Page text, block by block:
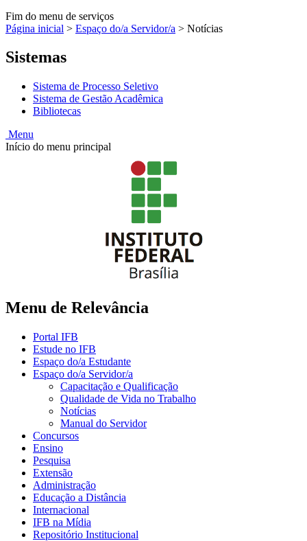
Fim do menu de serviços
Página inicial > Espaço do/a Servidor/a > Notícias
Sistemas
Sistema de Processo Seletivo
Sistema de Gestão Acadêmica
Bibliotecas
Menu
Início do menu principal
Menu de Relevância
Portal IFB
Estude no IFB
Espaço do/a Estudante
Espaço do/a Servidor/a
Capacitação e Qualificação
Qualidade de Vida no Trabalho
Notícias
Manual do Servidor
Concursos
Ensino
Pesquisa
Extensão
Administração
Educação a Distância
Internacional
IFB na Mídia
Repositório Institucional